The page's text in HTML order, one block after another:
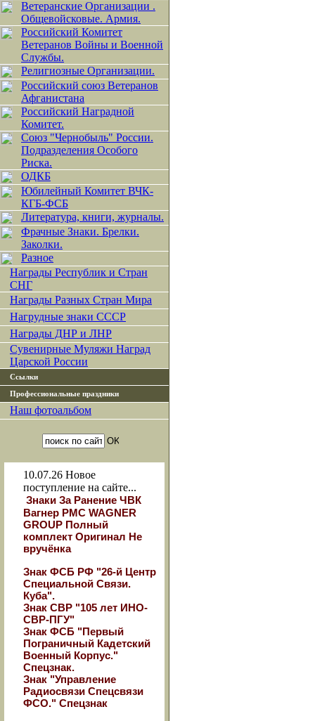
Ветеранские Организации .
Общевойсковые. Армия.
Российский Комитет
Ветеранов Войны и Военной
Службы.
Религиозные Организации.
Российский союз Ветеранов
Афганистана
Российский Наградной
Комитет.
Союз "Чернобыль" России.
Подразделения Особого
Риска.
ОДКБ
Юбилейный Комитет ВЧК-
КГБ-ФСБ
Литература, книги, журналы.
Фрачные Знаки. Брелки.
Заколки.
Разное
Награды Республик и Стран
СНГ
Награды Разных Стран Мира
Нагрудные знаки СССР
Награды ДНР и ЛНР
Сувенирные Муляжи Наград
Царской России
Ссылки
Профессиональные праздники
Наш фотоальбом
10.07.26 Новое
поступление на сайте...
Знаки За Ранение ЧВК
Вагнер РМС WAGNER
GROUP Полный
комплект Оригинал Не
вручёнка
Знак ФСБ РФ "26-й Центр
Специальной Связи.
Куба".
Знак СВР "105 лет ИНО-
СВР-ПГУ"
Знак ФСБ "Первый
Пограничный Кадетский
Военный Корпус."
Спецзнак.
Знак "Управление
Радиосвязи Спецсвязи
ФСО." Спецзнак